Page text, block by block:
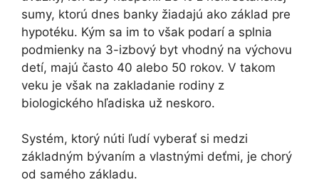
sumy, ktorú dnes banky žiadajú ako základ pre
hypotéku. Kým sa im to však podarí a splnia
podmienky na 3-izbový byt vhodný na výchovu
detí, majú často 40 alebo 50 rokov. V takom
veku je však na zakladanie rodiny z
biologického hľadiska už neskoro.
Systém, ktorý núti ľudí vyberať si medzi
základným bývaním a vlastnými deťmi, je chorý
od samého základu.